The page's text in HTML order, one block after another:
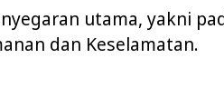
utama, yakni
dan Keselamatan.